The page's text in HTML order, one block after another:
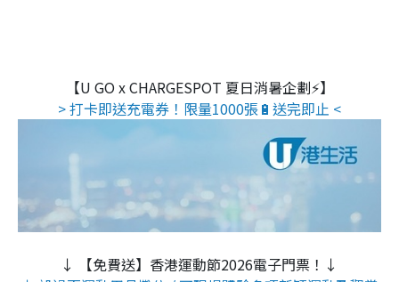
【U GO x CHARGESPOT 夏日消暑企劃⚡】
> 打卡即送充電券！限量1000張🔋送完即止 <
↓ 【免費送】香港運動節2026電子門票！↓